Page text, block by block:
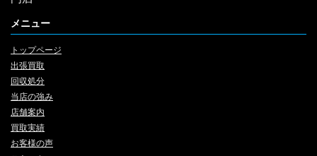
メニュー
トップページ
出張買取
回収処分
当店の強み
店舗案内
買取実績
お客様の声